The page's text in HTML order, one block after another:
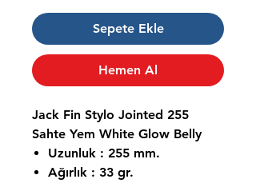
Sepete Ekle
Hemen Al
Jack Fin Stylo Jointed 255
Sahte Yem White Glow Belly
Uzunluk : 255 mm.
Ağırlık : 33 gr.